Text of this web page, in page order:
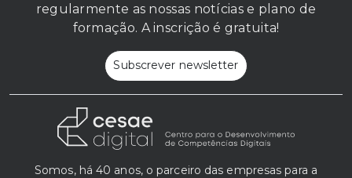
regularmente as nossas notícias e plano de
formação. A inscrição é gratuita!
Subscrever newsletter
Somos, há 40 anos, o parceiro das empresas para a